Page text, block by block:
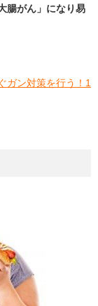
腸がん」になり易
ガン対策を行う！1